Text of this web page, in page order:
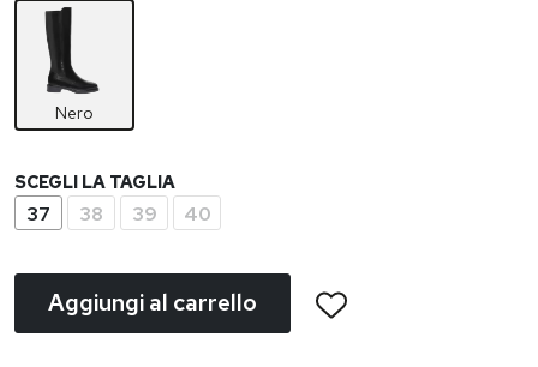
Nero
SCEGLI LA TAGLIA
37 38 39 40
Aggiungi al carrello